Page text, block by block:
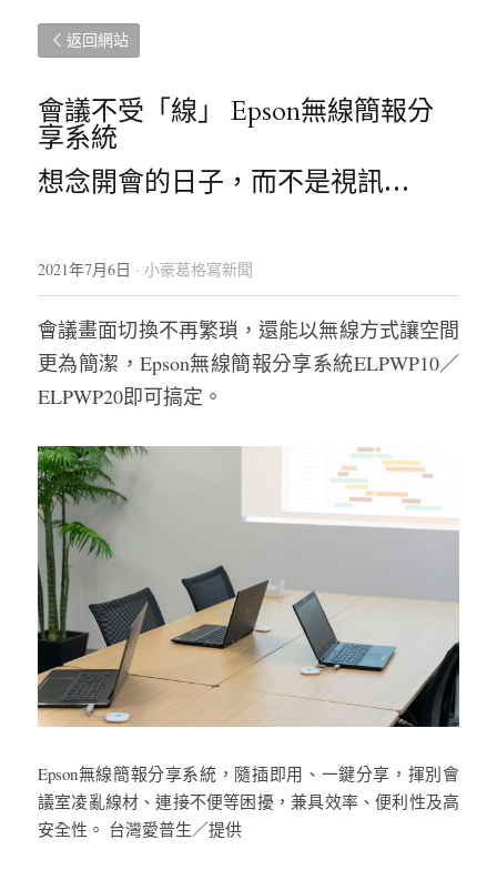
返回網站
會議不受「線」 Epson無線簡報分
享系統
想念開會的日子，而不是視訊…
2021年7月6日 · 小豪葛格寫新聞
會議畫面切換不再繁瑣，還能以無線方式讓空間
更為簡潔，Epson無線簡報分享系統ELPWP10／
ELPWP20即可搞定。
Epson無線簡報分享系統，隨插即用、一鍵分享，揮別會
議室凌亂線材、連接不便等困擾，兼具效率、便利性及高
安全性。 台灣愛普生／提供